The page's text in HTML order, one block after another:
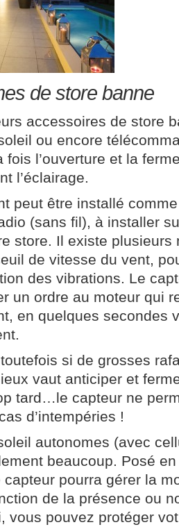
de store banne
accessoires de store
ou encore
fois l’ouverture et la
l’éclairage.
peut être installé
(sans fil), à installer
store. Il existe plusieurs
de vitesse du vent,
des vibrations. Le
un ordre au moteur qui
en quelques secondes
si de grosses
vaut anticiper et
tard…le capteur ne
d’intempéries !
autonomes (avec
beaucoup. Posé
pourra gérer la
de la présence ou
vous pouvez protéger